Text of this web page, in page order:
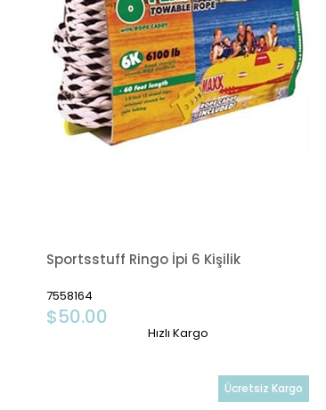
Sportsstuff Ringo İpi 6 Kişilik
7558164
$50.00
Hızlı Kargo
Ücretsiz Kargo